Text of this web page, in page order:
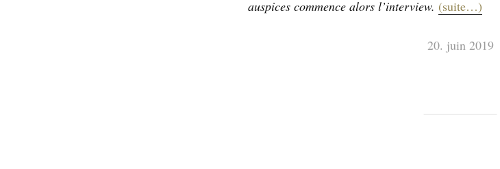
auspices commence alors l’interview. (suite…)
20. juin 2019